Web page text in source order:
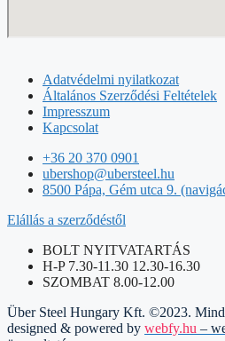
Adatvédelmi nyilatkozat
Általános Szerződési Feltételek
Impresszum
Kapcsolat
+36 20 370 0901
ubershop@ubersteel.hu
8500 Pápa, Gém utca 9.
Elállás a szerződéstől
BOLT NYITVATARTÁS
H-P 7.30-11.30 12.30-16.30
SZOMBAT 8.00-12.00
Über Steel Hungary Kft. ©2023.
designed & powered by webfy.hu –